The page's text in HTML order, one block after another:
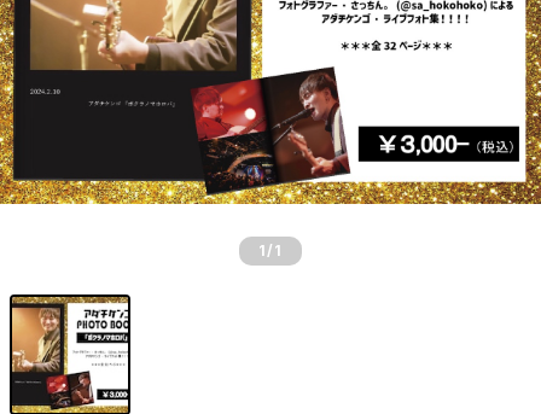
1 /1